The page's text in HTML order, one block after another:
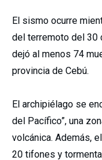
El sismo ocurre
del terremoto del 30
dejó al menos 74
provincia de Cebú.
El archipiélago se
del Pacífico”, una
volcánica. Además,
20 tifones y